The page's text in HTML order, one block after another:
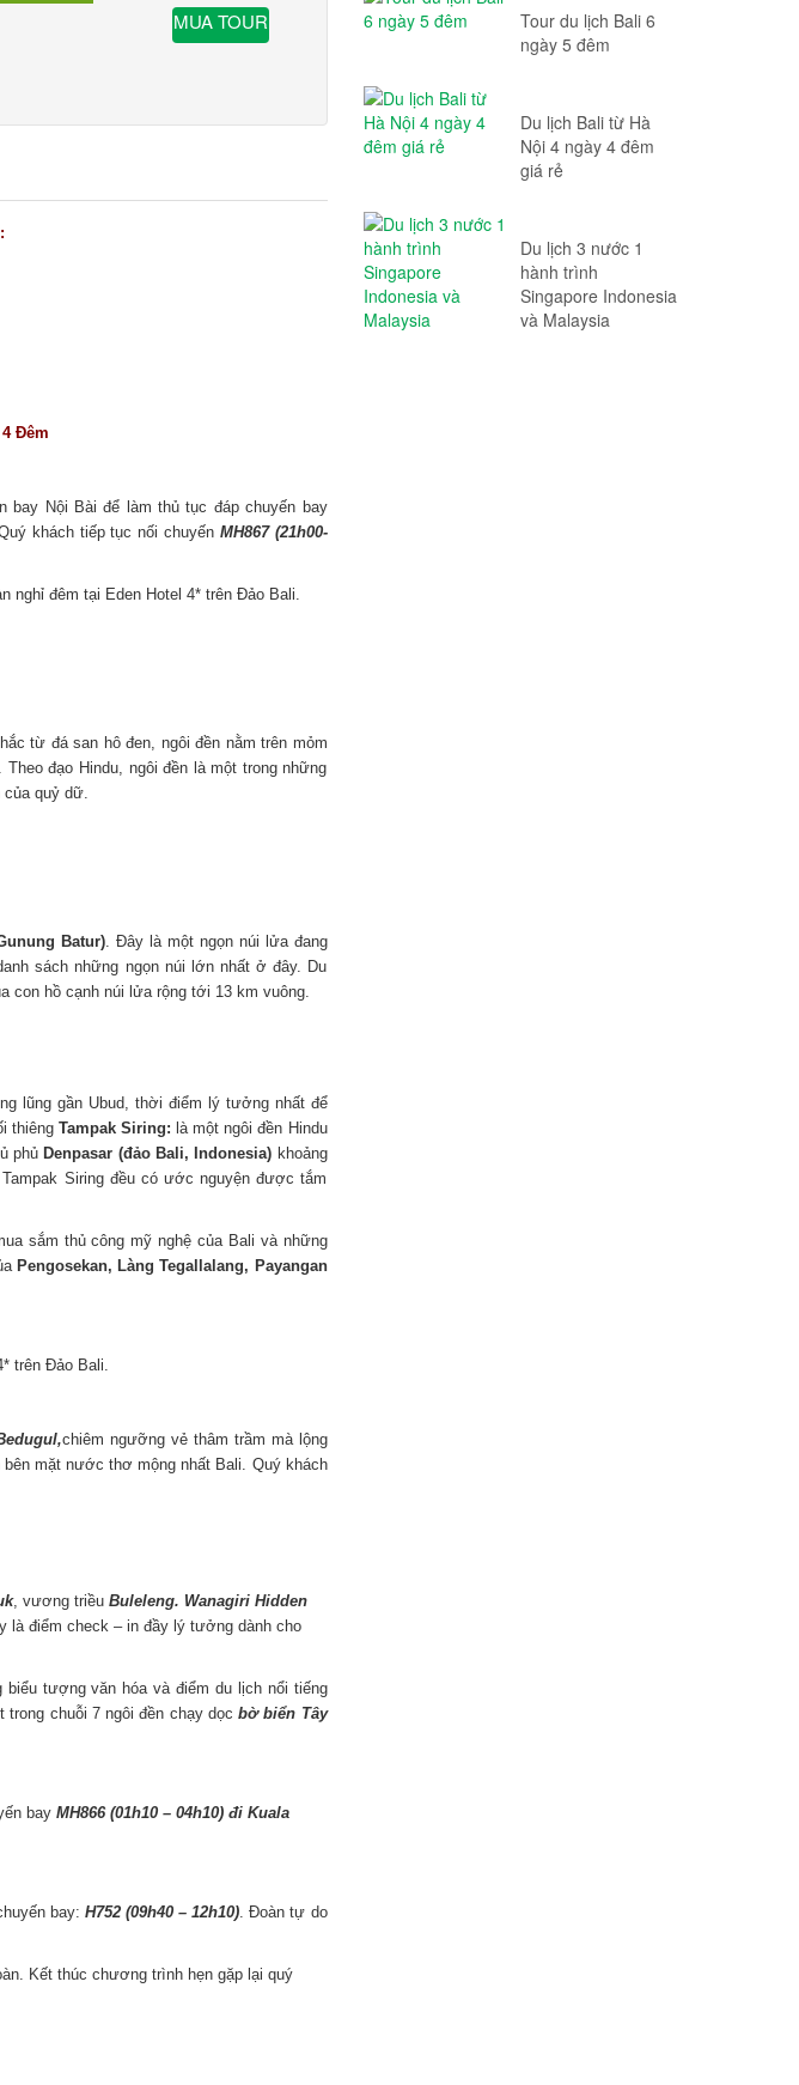
MUA TOUR
Đêm
bay Nội Bài để làm thủ tục đáp chuyến bay
khách tiếp tục nối chuyến MH867 (21h00-
nghỉ đêm tại Eden Hotel 4* trên Đảo Bali.
từ đá san hô đen, ngôi đền nằm trên mỏm
đạo Hindu, ngôi đền là một trong những
của quỷ dữ.
Batur). Đây là một ngọn núi lửa đang
sách những ngọn núi lớn nhất ở đây. Du
con hồ cạnh núi lửa rộng tới 13 km vuông.
lũng gần Ubud, thời điểm lý tưởng nhất để
thiêngTampak Siring: là một ngôi đền Hindu
phủ Denpasar (đảo Bali, Indonesia) khoảng
Siring đều có ước nguyện được tắm
sắm thủ công mỹ nghệ của Bali và những
Pengosekan, Làng Tegallalang, Payangan
trên Đảo Bali.
chiêm ngưỡng vẻ thâm trầm mà lộng
mặt nước thơ mộng nhất Bali. Quý khách
, vương triều Buleleng. Wanagiri Hidden
là điểm check – in đầy lý tưởng dành cho
tượng văn hóa và điểm du lịch nổi tiếng
chuỗi 7 ngôi đền chạy dọc bờ biển Tây
bay MH866 (01h10 – 04h10) đi Kuala
bay: H752 (09h40 – 12h10). Đoàn tự do
Kết thúc chương trình hẹn gặp lại quý
Tour du lịch Bali 6
ngày 5 đêm
Du lịch Bali từ Hà
Nội 4 ngày 4 đêm
giá rẻ
Du lịch 3 nước 1
hành trình
Singapore Indonesia
và Malaysia